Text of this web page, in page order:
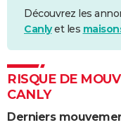
Découvrez les
Canlyet les
RISQUE DE
CANLY
Derniers